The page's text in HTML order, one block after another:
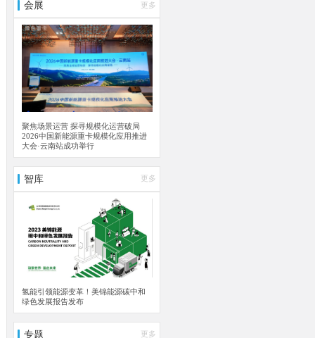
会展 更多
聚焦场景运营 探寻规模化运营破局
2026中国新能源重卡规模化应用推进
大会·云南站成功举行
智库 更多
氢能引领能源变革！美锦能源碳中和
绿色发展报告发布
专题 更多